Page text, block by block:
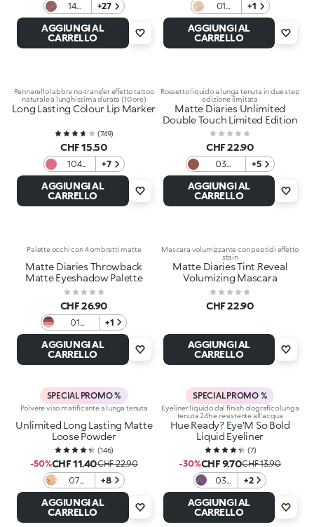
14
Rosy
Brown
+27
AGGIUNGI AL
CARRELLO
01
Golden
Tulle
+1
AGGIUNGI AL
CARRELLO
Pennarello labbra no-transfer effetto tattoo
naturale a lunghissima durata (10 ore)
Long Lasting Colour Lip Marker
(749)
CHF 15.50
104
Rosa
Intenso
+7
AGGIUNGI AL
CARRELLO
Rossetto liquido a lunga tenuta in due step
edizione limitata
Matte Diaries Unlimited
Double Touch Limited Edition
CHF 22.90
03
Chestnut
Avenue
+5
AGGIUNGI AL
CARRELLO
Palette occhi con 4 ombretti matte
Matte Diaries Throwback
Matte Eyeshadow Palette
CHF 26.90
01
Smokey
Breakfast
Club
+1
AGGIUNGI AL
CARRELLO
Mascara volumizzante con peptidi effetto
stain
Matte Diaries Tint Reveal
Volumizing Mascara
CHF 22.90
AGGIUNGI AL
CARRELLO
SPECIAL PROMO %
Polvere viso matificante a lunga tenuta
Unlimited Long Lasting Matte
Loose Powder
(146)
-50%CHF 11.40CHF 22.90
07
Banana
+8
AGGIUNGI AL
CARRELLO
SPECIAL PROMO %
Eyeliner liquido dal finish olografico lunga
tenuta 24h e resistente all'acqua
Hue Ready? Eye'M So Bold
Liquid Eyeliner
(7)
-30%CHF 9.70CHF 13.90
03
Prism
Break
+2
AGGIUNGI AL
CARRELLO